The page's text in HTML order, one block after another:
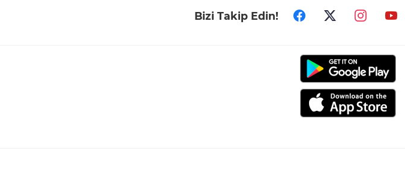
Bizi Takip Edin!